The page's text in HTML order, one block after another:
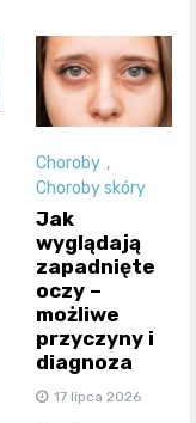
Choroby ,
Choroby skóry
Jak
wyglądają
zapadnięte
oczy –
możliwe
przyczyny i
diagnoza
17 lipca 2026